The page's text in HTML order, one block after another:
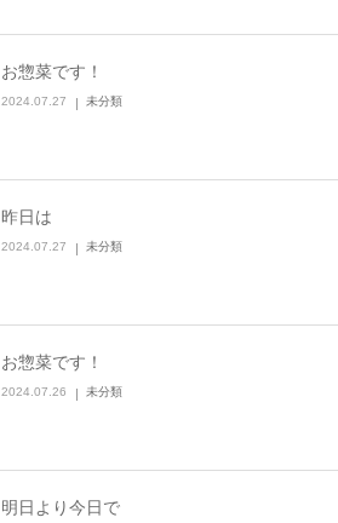
お惣菜です！
2024.07.27 未分類
昨日は
2024.07.27 未分類
お惣菜です！
2024.07.26 未分類
明日より今日で